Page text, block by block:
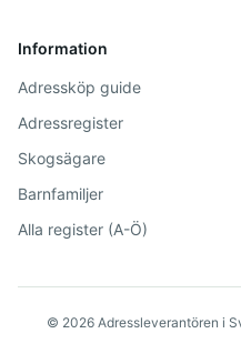
Information
Adressköp guide
Adressregister
Skogsägare
Barnfamiljer
Alla register (A-Ö)
© 2026 Adressleverantören i